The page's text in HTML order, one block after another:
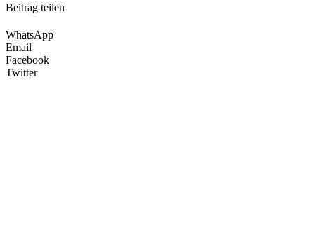
Beitrag teilen
WhatsApp
Email
Facebook
Twitter